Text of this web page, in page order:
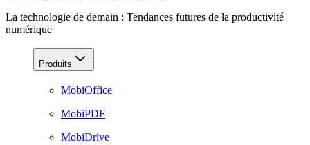
La technologie de demain : Tendances futures de la productivité
numérique
Produits
MobiOffice
MobiPDF
MobiDrive